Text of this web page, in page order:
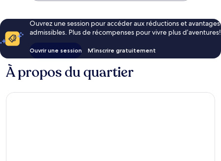
Ouvrez une session pour accéder aux réductions et avantages
admissibles. Plus de récompenses pour vivre plus d’aventures!
Ouvrir une session M’inscrire gratuitement
À propos du quartier